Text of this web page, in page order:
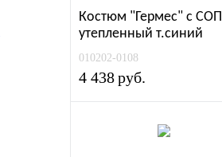
Костюм "Гермес" с СОП
утепленный т.синий
010202-0108
4 438руб.